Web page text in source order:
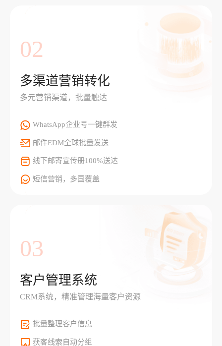
02
多渠道营销转化
多元营销渠道，批量触达
WhatsApp企业号一键群发
邮件EDM全球批量发送
线下邮寄宣传册100%送达
短信营销，多国覆盖
03
客户管理系统
CRM系统，精准管理海量客户资源
批量整理客户信息
获客线索自动分组